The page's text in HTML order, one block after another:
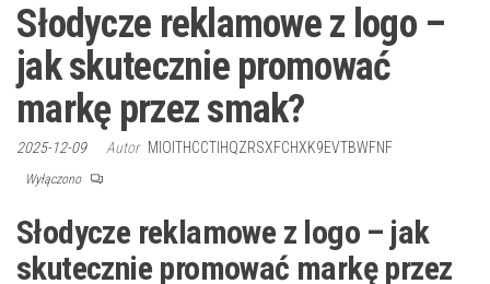
Słodycze reklamowe z logo –
jak skutecznie promować
markę przez smak?
2025-12-09 Autor MIOITHCCTIHQZRSXFCHXK9EVTBWFNF
Wyłączono
Słodycze reklamowe z logo – jak
skutecznie promować markę przez